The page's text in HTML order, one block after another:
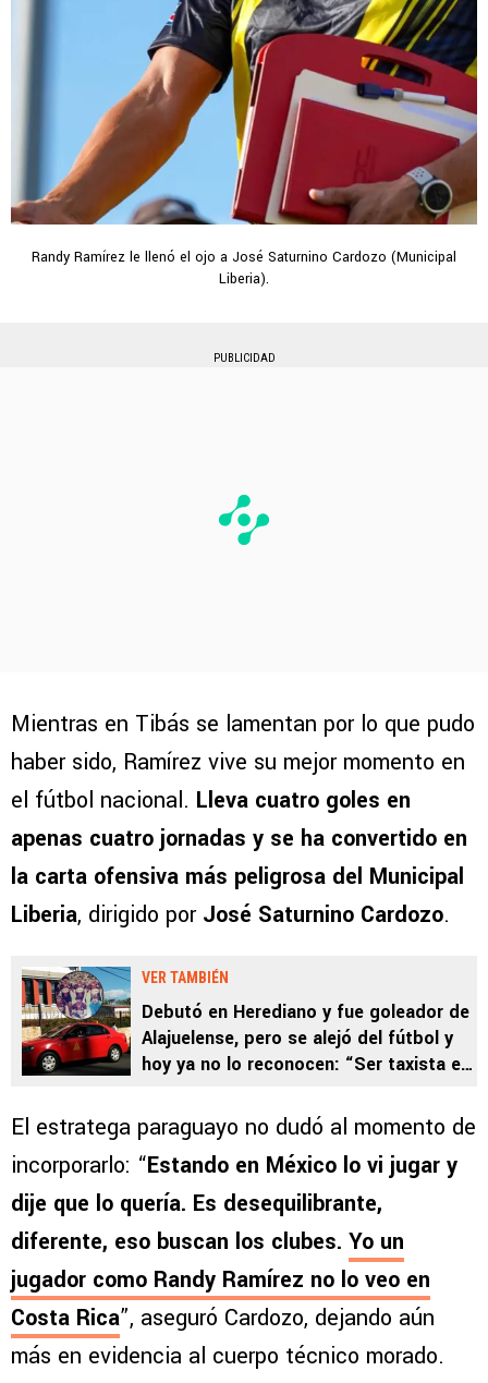
Randy Ramírez le llenó el ojo a José Saturnino Cardozo (Municipal
Liberia).
PUBLICIDAD
Mientras en Tibás se lamentan por lo que pudo
haber sido, Ramírez vive su mejor momento en
el fútbol nacional. Lleva cuatro goles en
apenas cuatro jornadas y se ha convertido en
la carta ofensiva más peligrosa del Municipal
Liberia, dirigido por José Saturnino Cardozo.
VER TAMBIÉN
Debutó en Herediano y fue goleador de
Alajuelense, pero se alejó del fútbol y
hoy ya no lo reconocen: “Ser taxista es
El estratega paraguayo no dudó al momento de
incorporarlo: “Estando en México lo vi jugar y
dije que lo quería. Es desequilibrante,
diferente, eso buscan los clubes. Yo un
jugador como Randy Ramírez no lo veo en
Costa Rica”, aseguró Cardozo, dejando aún
más en evidencia al cuerpo técnico morado.